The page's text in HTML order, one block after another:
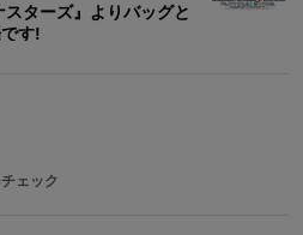
スターズ』よりバッグと
す!
ェック